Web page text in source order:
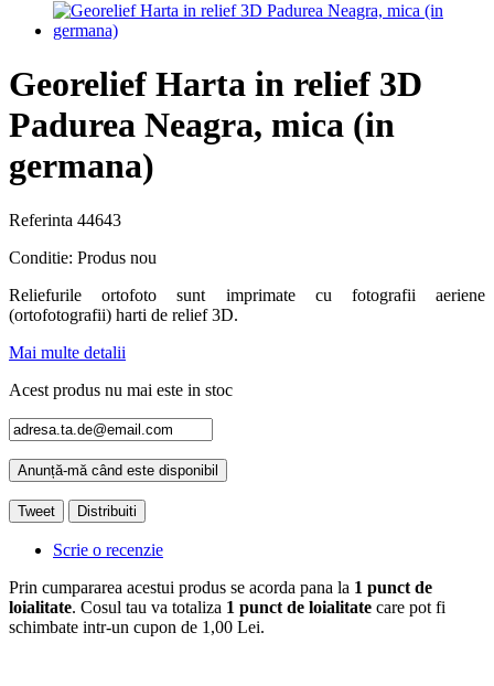
Georelief Harta in relief 3D
Padurea Neagra, mica (in
germana)
Referinta 44643
Conditie: Produs nou
Reliefurile ortofoto sunt imprimate cu fotografii aeriene
(ortofotografii) harti de relief 3D.
Mai multe detalii
Acest produs nu mai este in stoc
Anunță-mă când este disponibil
Tweet Distribuiti
Scrie o recenzie
Prin cumpararea acestui produs se acorda pana la 1 punct de
loialitate. Cosul tau va totaliza 1 punct de loialitate care pot fi
schimbate intr-un cupon de 1,00 Lei.